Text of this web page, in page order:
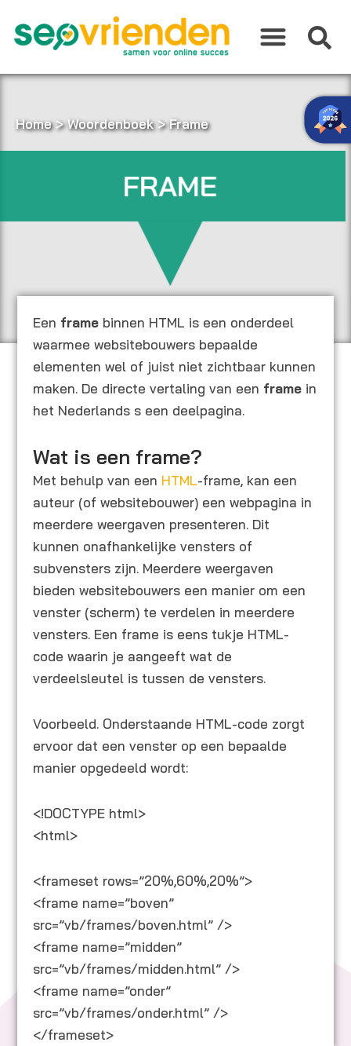
naar
inhoud
Home>Woordenboek>Frame
FRAME
Een frame binnen HTML is een onderdeel
waarmee websitebouwers bepaalde
elementen wel of juist niet zichtbaar kunnen
maken. De directe vertaling van een frame in
het Nederlands s een deelpagina.
Wat is een frame?
Met behulp van een HTML-frame, kan een
auteur (of websitebouwer) een webpagina in
meerdere weergaven presenteren. Dit
kunnen onafhankelijke vensters of
subvensters zijn. Meerdere weergaven
bieden websitebouwers een manier om een
venster (scherm) te verdelen in meerdere
vensters. Een frame is eens tukje HTML-
code waarin je aangeeft wat de
verdeelsleutel is tussen de vensters.
Voorbeeld. Onderstaande HTML-code zorgt
ervoor dat een venster op een bepaalde
manier opgedeeld wordt:
<!DOCTYPE html>
<html>
<frameset rows=”20%,60%,20%”>
<frame name=”boven”
src=”vb/frames/boven.html” />
<frame name=”midden”
src=”vb/frames/midden.html” />
<frame name=”onder”
src=”vb/frames/onder.html” />
</frameset>